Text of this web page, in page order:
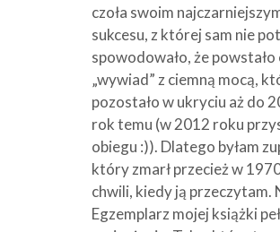
czoła swoim
sukcesu, z której sam nie
spowodowało, że powstało
„wywiad” z ciemną mocą,
pozostało w ukryciu aż do
rok temu (w 2012 roku
obiegu :)). Dlatego byłam
który zmarł przecież w
chwili, kiedy ją przeczytam.
Egzemplarz mojej książki